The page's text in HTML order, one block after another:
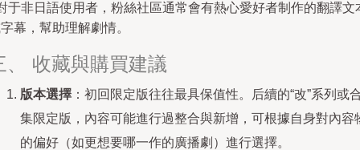
于非日語使用者，粉絲社區通常會有熱心愛好者制作的翻譯文
幕，幫助理解劇情。
、 收藏與購買建議
版本選擇 ：初回限定版往往最具保值性。后續的“改”系列或
集限定版，內容可能進行過整合與新增，可根據自身對內容
的偏好（如更想要哪一作的廣播劇）進行選擇。